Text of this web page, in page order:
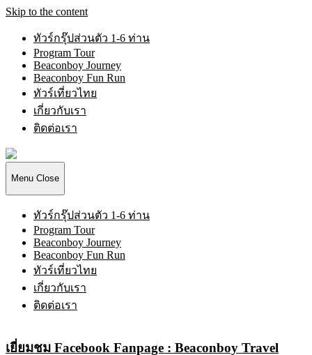
Skip to the content
ทัวร์กรุ๊ปส่วนตัว 1-6 ท่าน
Program Tour
Beaconboy Journey
Beaconboy Fun Run
ทัวร์เที่ยวไทย
เกี่ยวกับเรา
ติดต่อเรา
Beaconboy
Travel
Company
Menu Close
ทัวร์กรุ๊ปส่วนตัว 1-6 ท่าน
Program Tour
Beaconboy Journey
Beaconboy Fun Run
ทัวร์เที่ยวไทย
เกี่ยวกับเรา
ติดต่อเรา
เยี่ยมชม Facebook Fanpage : Beaconboy Travel